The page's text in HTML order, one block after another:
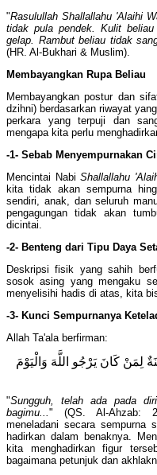
"Rasulullah Shallallahu 'Alaihi
tidak pula pendek. Kulit
gelap. Rambut beliau tidak
(HR. Al-Bukhari & Muslim).
Membayangkan Rupa Beliau
Membayangkan postur dan
dzihni) berdasarkan riwayat
perkara yang terpuji dan
mengapa kita perlu
-1- Sebab Menyempurnakan
Mencintai NabiShallallahu
kita tidak akan sempurna
sendiri, anak, dan seluruh
pengagungan tidak akan
dicintai.
-2- Benteng dari Tipu Daya
Deskripsi fisik yang sahih
sosok asing yang mengaku
menyelisihi hadis di atas, kita
-3- Kunci Sempurnanya
Allah Ta'ala berfirman:
كَانَ يَرْجُو اللَّهَ وَالْيَوْمَ
"Sungguh, telah ada pada
bagimu... " (QS. Al-Ahzab:
meneladani secara
hadirkan dalam benaknya.
kita menghadirkan figur
bagaimana petunjuk dan